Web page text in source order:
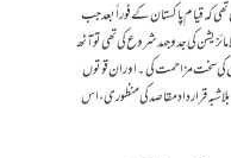
کہ قیام پاکستان کے فوراً بعد جب
کی جدوجہد شروع کی تھی تو آٹھ
سخت مزاحمت کی ۔ اور ان قوتوں
قرار داد مقاصد کی منظوری، اس